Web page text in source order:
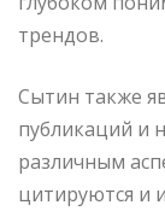
трендов.
Сытин также
публикаций и
различным
цитируются и